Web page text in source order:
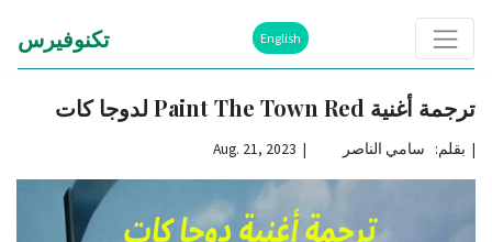
English تكنوفيرس
ترجمة أغنية Paint The Town Red لدوجا كات
| بقلم: سامي الناصر | Aug. 21, 2023